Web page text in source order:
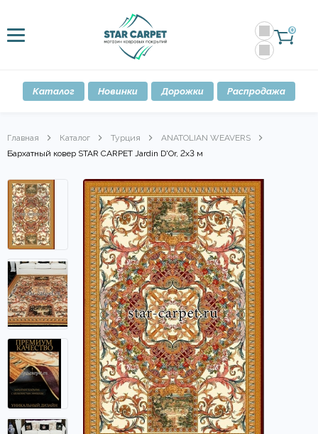
0
Каталог Новинки Дорожки Распродажа
Главная Каталог Турция
ANATOLIAN WEAVERS
Бархатный ковер STAR CARPET Jardin D'Or, 2x3 м